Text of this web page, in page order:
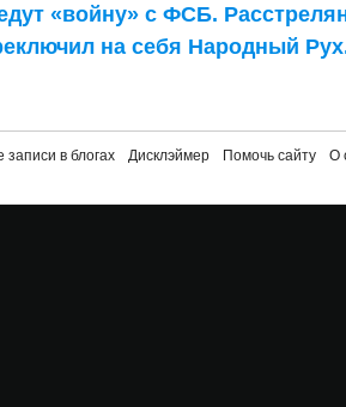
«войну» с ФСБ.
на себя Народный
записи в блогах Дисклэймер Помочь сайту О